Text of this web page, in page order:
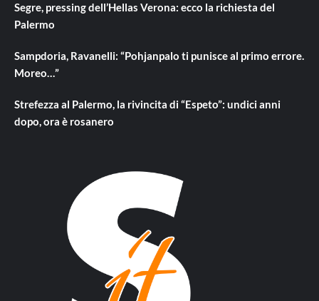
Segre, pressing dell’Hellas Verona: ecco la richiesta del
Palermo
Sampdoria, Ravanelli: “Pohjanpalo ti punisce al primo errore.
Moreo…”
Strefezza al Palermo, la rivincita di “Espeto”: undici anni
dopo, ora è rosanero